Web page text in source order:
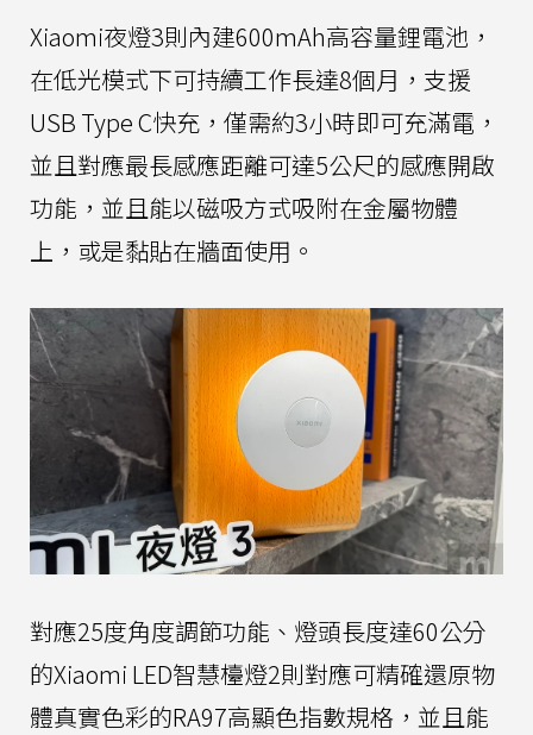
Xiaomi夜燈3則內建600mAh高容量鋰電池，
在低光模式下可持續工作長達8個月，支援
USB Type C快充，僅需約3小時即可充滿電，
並且對應最長感應距離可達5公尺的感應開啟
功能，並且能以磁吸方式吸附在金屬物體
上，或是黏貼在牆面使用。
對應25度角度調節功能、燈頭長度達60公分
的Xiaomi LED智慧檯燈2則對應可精確還原物
體真實色彩的RA97高顯色指數規格，並且能